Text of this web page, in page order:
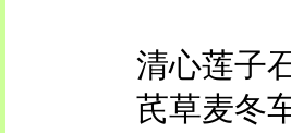
清心莲子
芪草麦冬